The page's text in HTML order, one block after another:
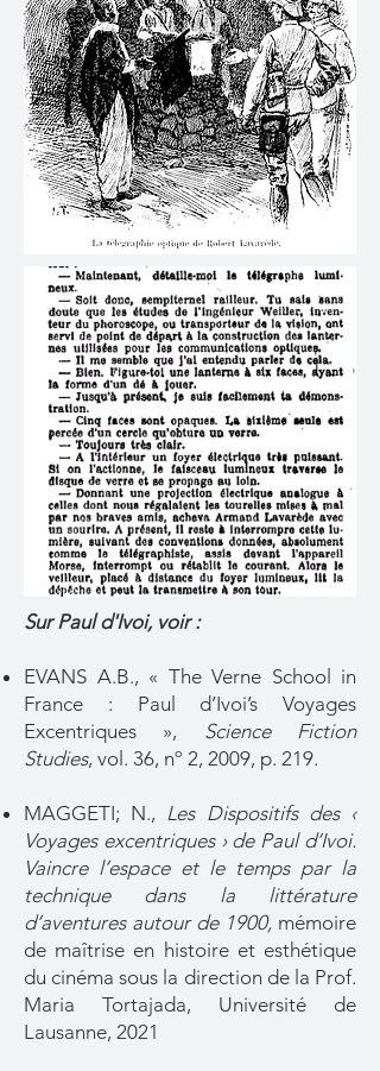
Sur Paul d'Ivoi, voir :
EVANS A.B., « The Verne School in
France : Paul d’Ivoi’s Voyages
Excentriques », Science Fiction
Studies, vol. 36, nº 2, 2009, p. 219.
MAGGETI; N., Les Dispositifs des ‹
Voyages excentriques › de Paul d’Ivoi.
Vaincre l’espace et le temps par la
technique dans la littérature
d’aventures autour de 1900, mémoire
de maîtrise en histoire et esthétique
du cinéma sous la direction de la Prof.
Maria Tortajada, Université de
Lausanne, 2021